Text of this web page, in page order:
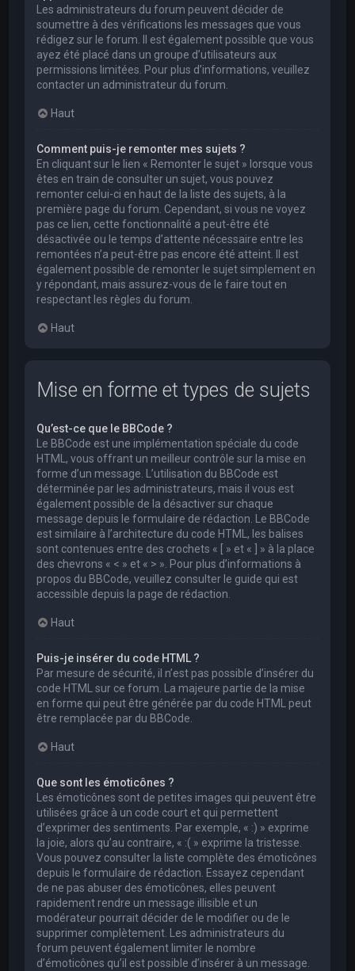
Les administrateurs du forum peuvent décider de
soumettre à des vérifications les messages que vous
rédigez sur le forum. Il est également possible que vous
ayez été placé dans un groupe d’utilisateurs aux
permissions limitées. Pour plus d’informations, veuillez
contacter un administrateur du forum.
Haut
Comment puis-je remonter mes sujets ?
En cliquant sur le lien « Remonter le sujet » lorsque vous
êtes en train de consulter un sujet, vous pouvez
remonter celui-ci en haut de la liste des sujets, à la
première page du forum. Cependant, si vous ne voyez
pas ce lien, cette fonctionnalité a peut-être été
désactivée ou le temps d’attente nécessaire entre les
remontées n’a peut-être pas encore été atteint. Il est
également possible de remonter le sujet simplement en
y répondant, mais assurez-vous de le faire tout en
respectant les règles du forum.
Haut
Mise en forme et types de sujets
Qu’est-ce que le BBCode ?
Le BBCode est une implémentation spéciale du code
HTML, vous offrant un meilleur contrôle sur la mise en
forme d’un message. L’utilisation du BBCode est
déterminée par les administrateurs, mais il vous est
également possible de la désactiver sur chaque
message depuis le formulaire de rédaction. Le BBCode
est similaire à l’architecture du code HTML, les balises
sont contenues entre des crochets « [ » et « ] » à la place
des chevrons « < » et « > ». Pour plus d’informations à
propos du BBCode, veuillez consulter le guide qui est
accessible depuis la page de rédaction.
Haut
Puis-je insérer du code HTML ?
Par mesure de sécurité, il n’est pas possible d’insérer du
code HTML sur ce forum. La majeure partie de la mise
en forme qui peut être générée par du code HTML peut
être remplacée par du BBCode.
Haut
Que sont les émoticônes ?
Les émoticônes sont de petites images qui peuvent être
utilisées grâce à un code court et qui permettent
d’exprimer des sentiments. Par exemple, « :) » exprime
la joie, alors qu’au contraire, « :( » exprime la tristesse.
Vous pouvez consulter la liste complète des émoticônes
depuis le formulaire de rédaction. Essayez cependant
de ne pas abuser des émoticônes, elles peuvent
rapidement rendre un message illisible et un
modérateur pourrait décider de le modifier ou de le
supprimer complètement. Les administrateurs du
forum peuvent également limiter le nombre
d’émoticônes qu’il est possible d’insérer à un message.